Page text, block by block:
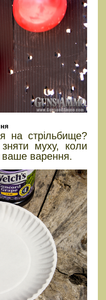
на стрільбище?
муху, коли
ваше варення.